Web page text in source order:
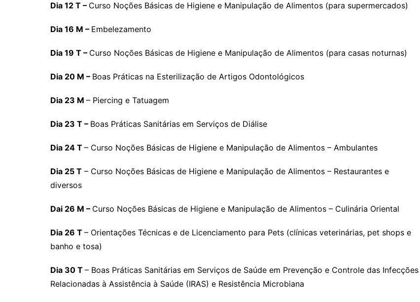
Dia 12 T – Curso Noções Básicas de Higiene e Manipulação de Alimentos (para supermercados)
Dia 16 M – Embelezamento
Dia 19 T – Curso Noções Básicas de Higiene e Manipulação de Alimentos (para casas noturnas)
Dia 20 M – Boas Práticas na Esterilização de Artigos Odontológicos
Dia 23 M – Piercing e Tatuagem
Dia 23 T – Boas Práticas Sanitárias em Serviços de Diálise
Dia 24 T – Curso Noções Básicas de Higiene e Manipulação de Alimentos – Ambulantes
Dia 25 T – Curso Noções Básicas de Higiene e Manipulação de Alimentos – Restaurantes e
diversos
Dai 26 M – Curso Noções Básicas de Higiene e Manipulação de Alimentos – Culinária Oriental
Dia 26 T – Orientações Técnicas e de Licenciamento para Pets (clínicas veterinárias, pet shops e
banho e tosa)
Dia 30 T – Boas Práticas Sanitárias em Serviços de Saúde em Prevenção e Controle das Infecções
Relacionadas à Assistência à Saúde (IRAS) e Resistência Microbiana